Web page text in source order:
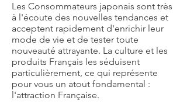
Les Consommateurs japonais sont très
à l'écoute des nouvelles tendances et
acceptent rapidement d'enrichir leur
mode de vie et de tester toute
nouveauté attrayante. La culture et les
produits Français les séduisent
particulièrement, ce qui représente
pour vous un atout fondamental :
l'attraction Française.